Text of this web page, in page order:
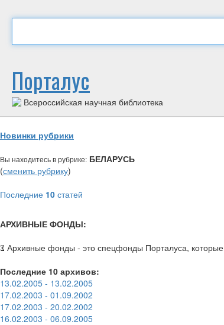
Порталус
Всероссийская научная библиотека
Новинки рубрики
Вы находитесь в рубрике: БЕЛАРУСЬ
(сменить рубрику)
Последние 10 статей
АРХИВНЫЕ ФОНДЫ:
Архивные фонды - это спецфонды Порталуса, которые
Последние 10 архивов:
13.02.2005 - 13.02.2005
17.02.2003 - 01.09.2002
17.02.2003 - 20.02.2002
16.02.2003 - 06.09.2005